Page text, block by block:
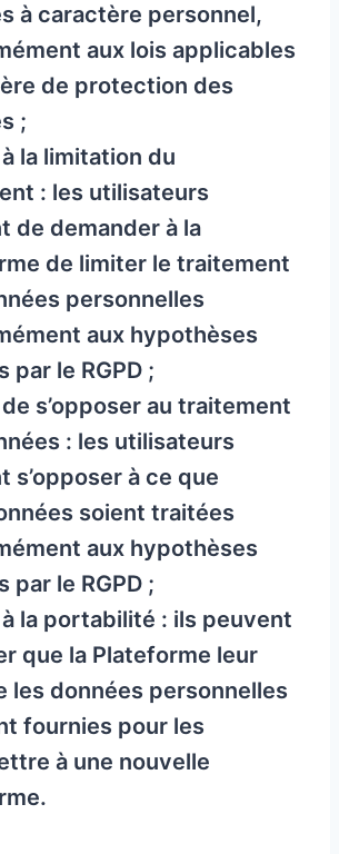
à caractère personnel,
aux lois applicables
de protection des
;
la limitation du
: les utilisateurs
de demander à la
de limiter le traitement
personnelles
aux hypothèses
par le RGPD ;
s’opposer au traitement
: les utilisateurs
s’opposer à ce que
soient traitées
aux hypothèses
par le RGPD ;
la portabilité : ils peuvent
que la Plateforme leur
les données personnelles
fournies pour les
à une nouvelle